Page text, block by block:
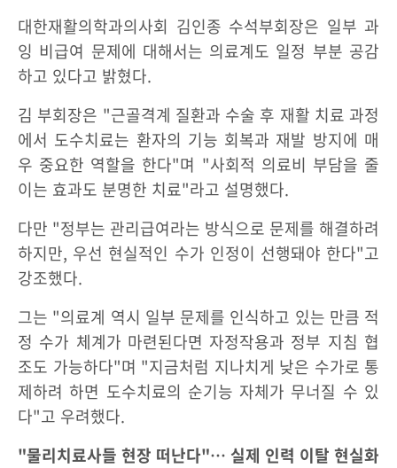
대한재활의학과의사회 김인종 수석부회장은 일부 과
잉 비급여 문제에 대해서는 의료계도 일정 부분 공감
하고 있다고 밝혔다.
김 부회장은 "근골격계 질환과 수술 후 재활 치료 과정
에서 도수치료는 환자의 기능 회복과 재발 방지에 매
우 중요한 역할을 한다"며 "사회적 의료비 부담을 줄
이는 효과도 분명한 치료"라고 설명했다.
다만 "정부는 관리급여라는 방식으로 문제를 해결하려
하지만, 우선 현실적인 수가 인정이 선행돼야 한다"고
강조했다.
그는 "의료계 역시 일부 문제를 인식하고 있는 만큼 적
정 수가 체계가 마련된다면 자정작용과 정부 지침 협
조도 가능하다"며 "지금처럼 지나치게 낮은 수가로 통
제하려 하면 도수치료의 순기능 자체가 무너질 수 있
다"고 우려했다.
"물리치료사들 현장 떠난다"… 실제 인력 이탈 현실화